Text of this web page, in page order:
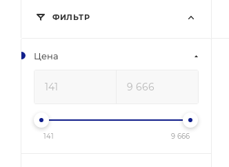
ФИЛЬТР
Цена
141 9 666